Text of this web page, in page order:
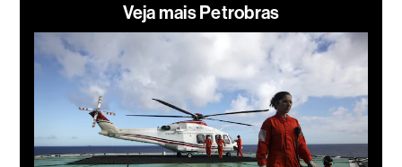
Veja mais Petrobras